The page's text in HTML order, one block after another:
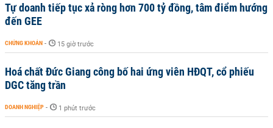
Tự doanh tiếp tục xả ròng hơn 700 tỷ đồng, tâm điểm hướng
đến GEE
CHỨNG KHOÁN - 15 giờ trước
Hoá chất Đức Giang công bố hai ứng viên HĐQT, cổ phiếu
DGC tăng trần
DOANH NGHIỆP - 1 phút trước